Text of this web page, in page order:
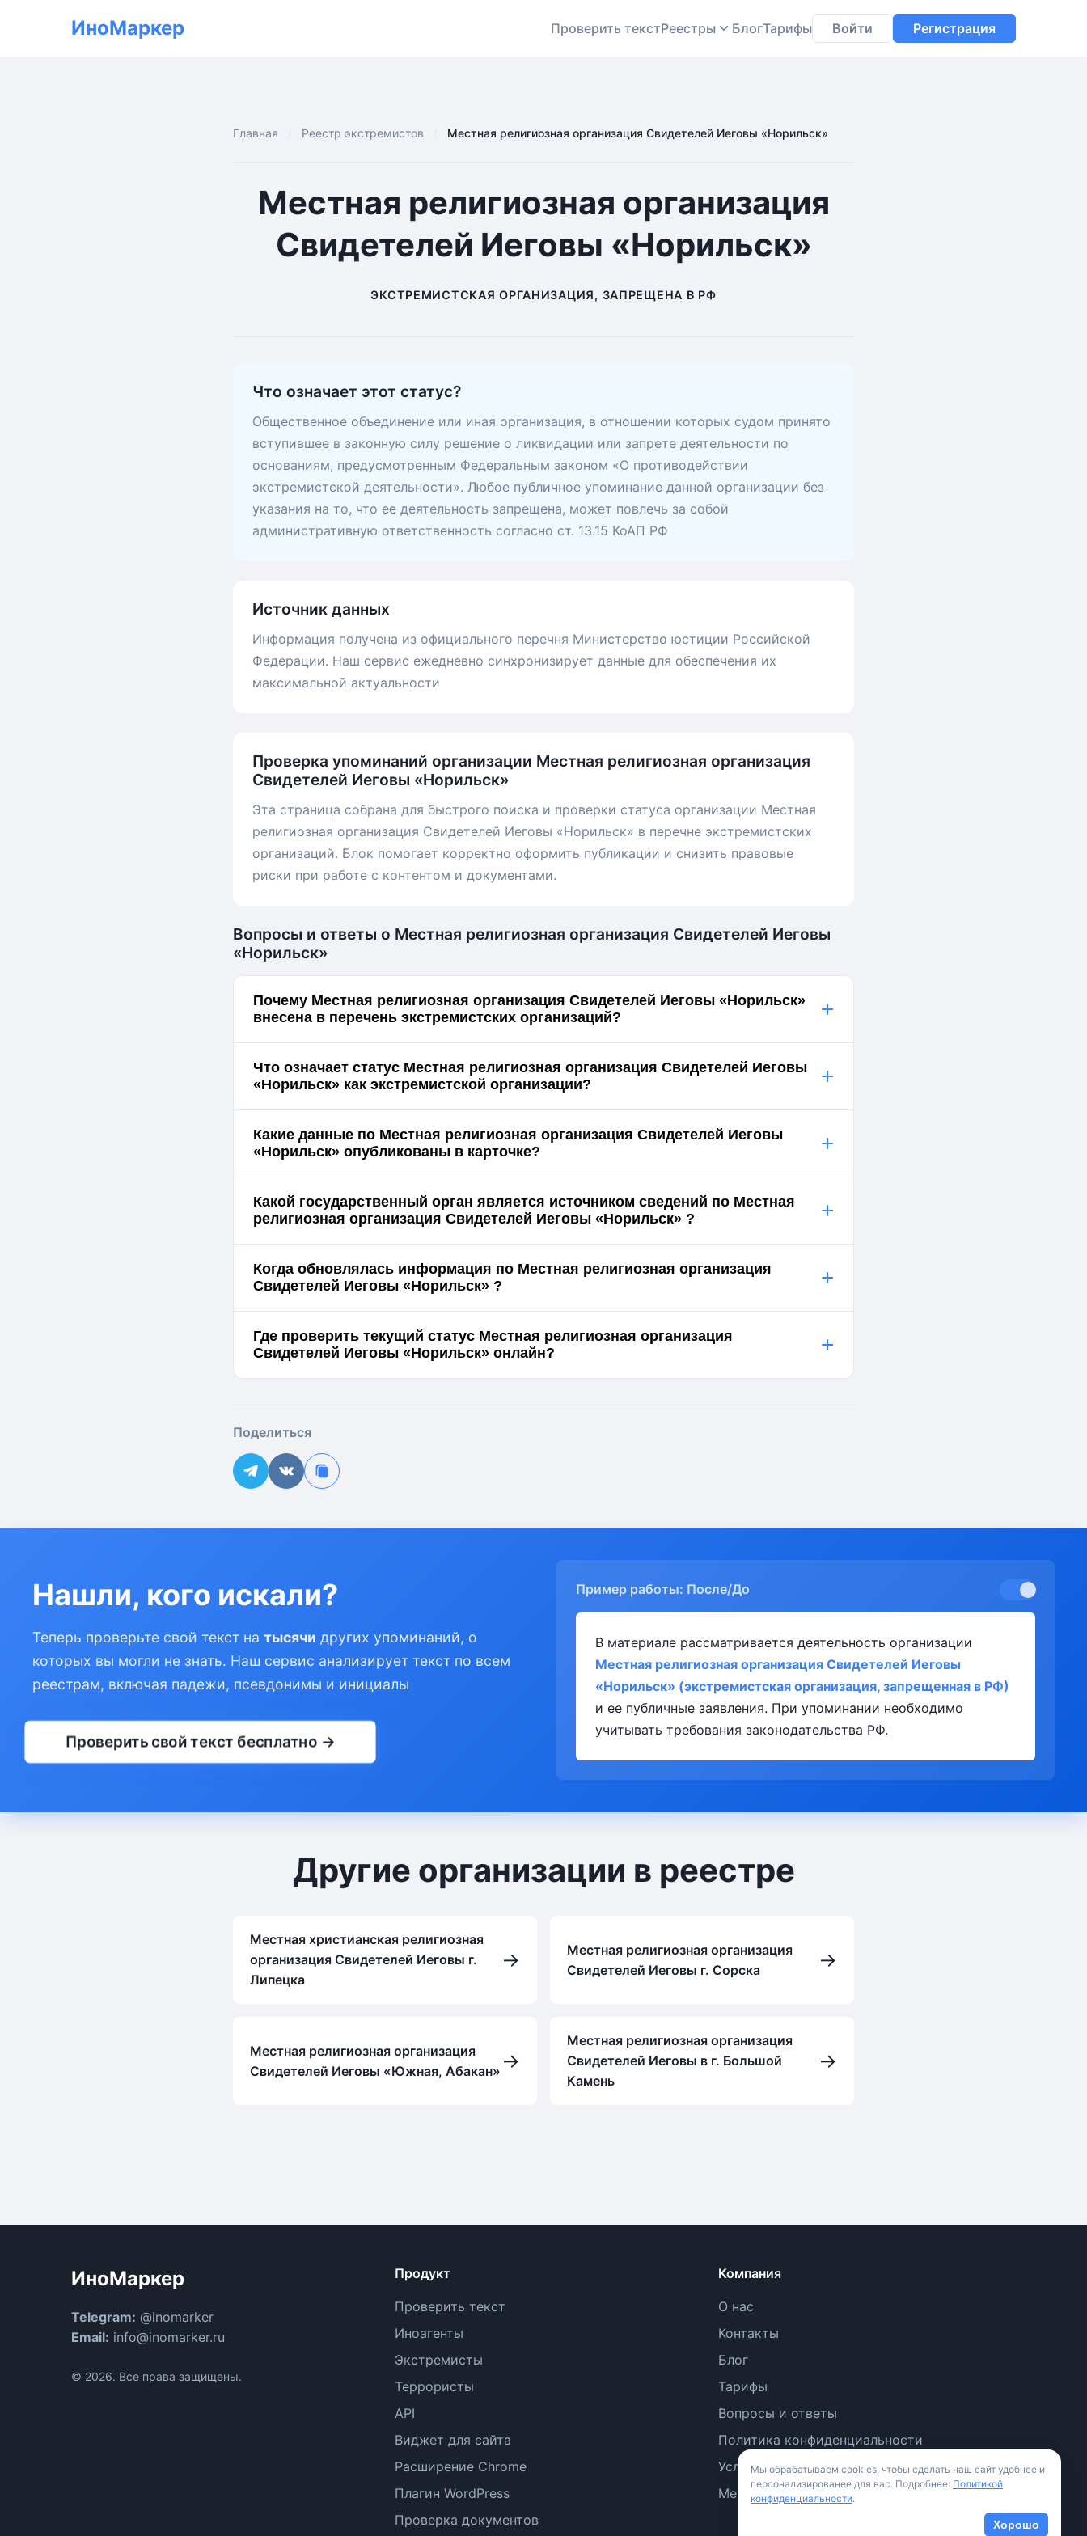
ИноМаркер Проверить текстРеестры БлогТарифы Войти Регистрация
Главная Реестр экстремистов Местная религиозная организация Свидетелей Иеговы «Норильск»
Местная религиозная организация
Свидетелей Иеговы «Норильск»
ЭКСТРЕМИСТСКАЯ ОРГАНИЗАЦИЯ, ЗАПРЕЩЕНА В РФ
Что означает этот статус?
Общественное объединение или иная организация, в отношении которых судом принято
вступившее в законную силу решение о ликвидации или запрете деятельности по
основаниям, предусмотренным Федеральным законом «О противодействии
экстремистской деятельности». Любое публичное упоминание данной организации без
указания на то, что ее деятельность запрещена, может повлечь за собой
административную ответственность согласно ст. 13.15 КоАП РФ
Источник данных
Информация получена из официального перечня Министерство юстиции Российской
Федерации. Наш сервис ежедневно синхронизирует данные для обеспечения их
максимальной актуальности
Проверка упоминаний организации Местная религиозная организация
Свидетелей Иеговы «Норильск»
Эта страница собрана для быстрого поиска и проверки статуса организации Местная
религиозная организация Свидетелей Иеговы «Норильск» в перечне экстремистских
организаций. Блок помогает корректно оформить публикации и снизить правовые
риски при работе с контентом и документами.
Вопросы и ответы о Местная религиозная организация Свидетелей Иеговы
«Норильск»
Почему Местная религиозная организация Свидетелей Иеговы «Норильск»
внесена в перечень экстремистских организаций?
+
Что означает статус Местная религиозная организация Свидетелей Иеговы
«Норильск» как экстремистской организации?
+
Какие данные по Местная религиозная организация Свидетелей Иеговы
«Норильск» опубликованы в карточке?
+
Какой государственный орган является источником сведений по Местная
религиозная организация Свидетелей Иеговы «Норильск» ?
+
Когда обновлялась информация по Местная религиозная организация
Свидетелей Иеговы «Норильск» ?
+
Где проверить текущий статус Местная религиозная организация
Свидетелей Иеговы «Норильск» онлайн?
+
Поделиться
Нашли, кого искали?
Теперь проверьте свой текст на тысячи других упоминаний, о
которых вы могли не знать. Наш сервис анализирует текст по всем
реестрам, включая падежи, псевдонимы и инициалы
Проверить свой текст бесплатно →
Пример работы: После/До
В материале рассматривается деятельность организации
Местная религиозная организация Свидетелей Иеговы
«Норильск» (экстремистская организация, запрещенная в РФ)
и ее публичные заявления. При упоминании необходимо
учитывать требования законодательства РФ.
Другие организации в реестре
Местная христианская религиозная
организация Свидетелей Иеговы г.
Липецка
→
Местная религиозная организация
Свидетелей Иеговы г. Сорска
→
Местная религиозная организация
Свидетелей Иеговы «Южная, Абакан» →
Местная религиозная организация
Свидетелей Иеговы в г. Большой
Камень
→
ИноМаркер
Telegram: @inomarker
Email: info@inomarker.ru
© 2026. Все права защищены.
Продукт
Проверить текст
Иноагенты
Экстремисты
Террористы
API
Виджет для сайта
Расширение Chrome
Плагин WordPress
Проверка документов
Компания
О нас
Контакты
Блог
Тарифы
Вопросы и ответы
Политика конфиденциальности
Условия использования
Методология
Мы обрабатываем cookies, чтобы сделать наш сайт удобнее и
персонализированее для вас. Подробнее: Политикой
конфиденциальности.
Хорошо